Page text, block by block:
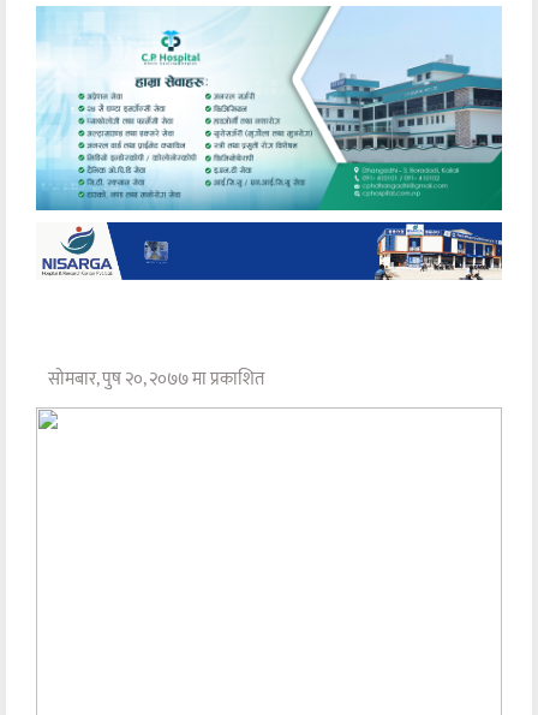
अन्य
सोमबार, पुष २०, २०७७ मा प्रकाशित